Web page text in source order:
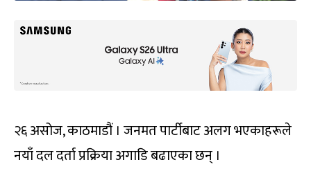
२६ असोज, काठमाडौं । जनमत पार्टीबाट अलग भएकाहरूले
नयाँ दल दर्ता प्रक्रिया अगाडि बढाएका छन् ।